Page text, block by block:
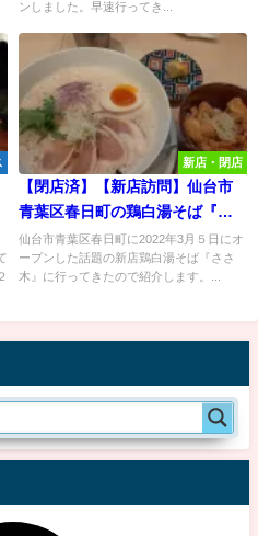
ンしました。早速行ってき...
新店・閉店
【閉店済】【新店訪問】仙台市
青葉区春日町の鶏白湯そば『さ
さ木』に行ってみた！
仙台市青葉区春日町に2022年3月５日にオ
ープンした話題の新店鶏白湯そば『ささ
木』に行ってきたので紹介します。...